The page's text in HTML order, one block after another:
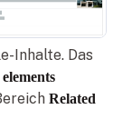
Inhalte. Das
Related